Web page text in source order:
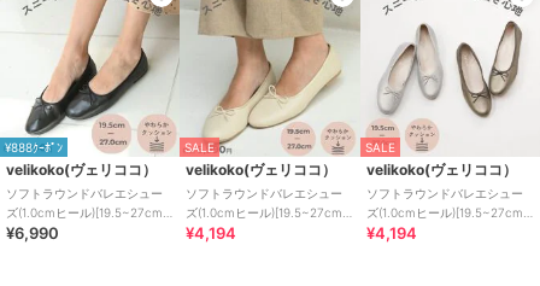
¥888ｸｰﾎﾟﾝ
velikoko(ヴェリココ）
ソフトラウンドバレエシュー
ズ(1.0cmヒール)[19.5~27cm]
ラクチンきれいシューズ
¥6,990
SALE
velikoko(ヴェリココ）
ソフトラウンドバレエシュー
ズ(1.0cmヒール)[19.5~27cm]
ラクチンきれいシューズ
¥4,194
SALE
velikoko(ヴェリココ）
ソフトラウンドバレエシュー
ズ(1.0cmヒール)[19.5~27cm]
ラクチンきれいシューズ
¥4,194